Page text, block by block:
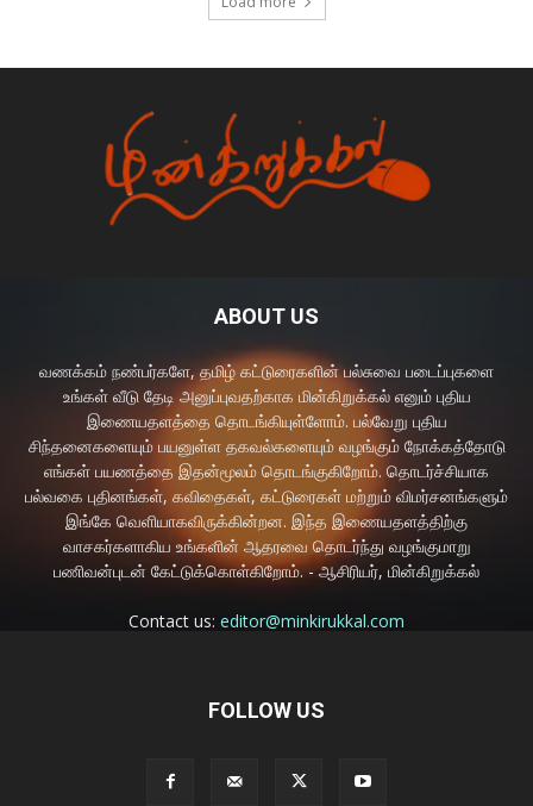
ABOUT US
வணக்கம் நண்பர்களே, தமிழ் கட்டுரைகளின் பல்சுவை படைப்புகளை
உங்கள் வீடு தேடி அனுப்புவதற்காக மின்கிறுக்கல் எனும் புதிய
இணையதளத்தை தொடங்கியுள்ளோம். பல்வேறு புதிய
சிந்தனைகளையும் பயனுள்ள தகவல்களையும் வழங்கும் நோக்கத்தோடு
எங்கள் பயணத்தை இதன்மூலம் தொடங்குகிறோம். தொடர்ச்சியாக
பல்வகை புதினங்கள், கவிதைகள், கட்டுரைகள் மற்றும் விமர்சனங்களும்
இங்கே வெளியாகவிருக்கின்றன. இந்த இணையதளத்திற்கு
வாசகர்களாகிய உங்களின் ஆதரவை தொடர்ந்து வழங்குமாறு
பணிவன்புடன் கேட்டுக்கொள்கிறோம். - ஆசிரியர், மின்கிறுக்கல்
Contact us: editor@minkirukkal.com
FOLLOW US